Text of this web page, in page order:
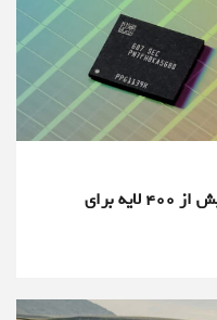
سامسونگ از اولین تراشه حافظه با بیش از ۴۰۰ لایه برای